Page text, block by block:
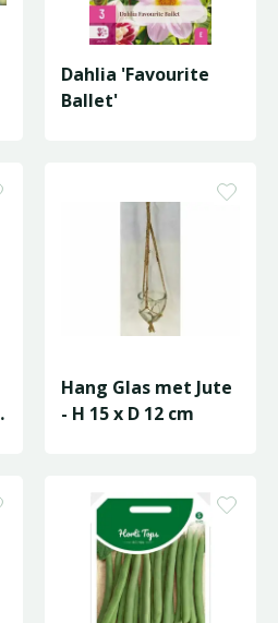
Dahlia 'Favourite
Ballet'
Hang Glas met Jute
- H 15 x D 12 cm